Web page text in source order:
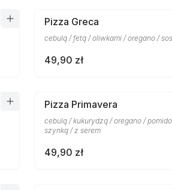
Pizza Greca
cebulą / fetą / oliwkami / oregano /
49,90 zł
Pizza Primavera
cebulą / kukurydzą / oregano /
szynką / z serem
49,90 zł